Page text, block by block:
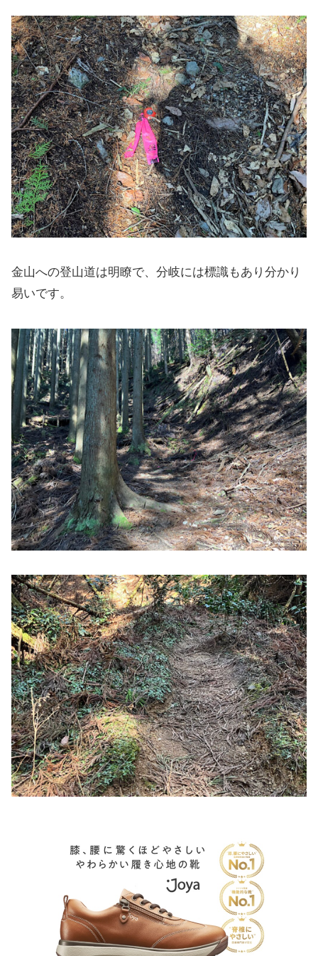
金山への登山道は明瞭で、分岐には標識もあり分かり
易いです。